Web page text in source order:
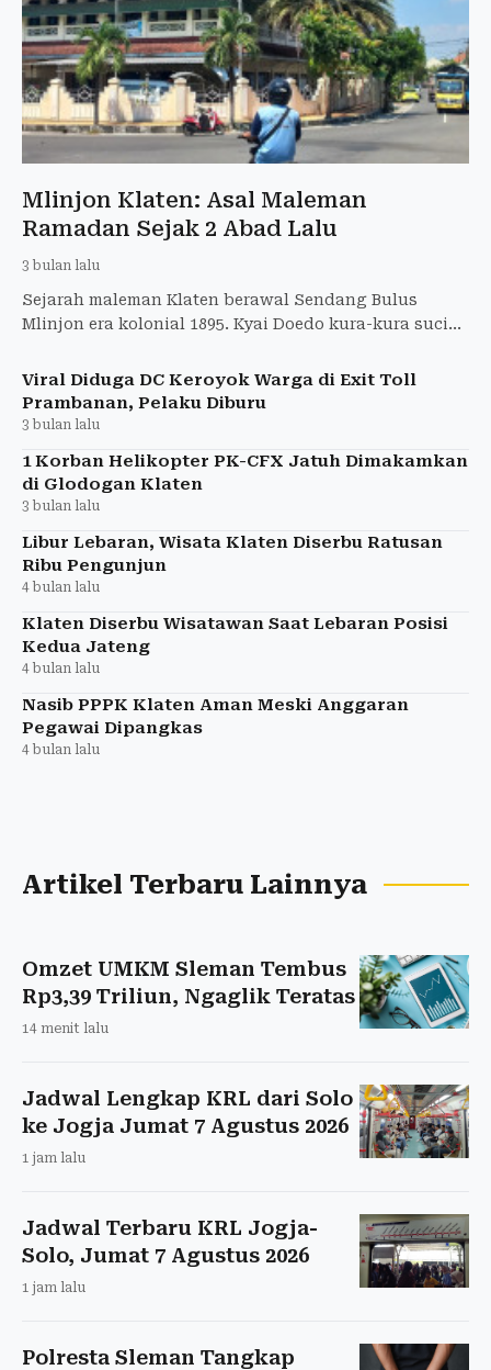
Mlinjon Klaten: Asal Maleman
Ramadan Sejak 2 Abad Lalu
3 bulan lalu
Sejarah maleman Klaten berawal Sendang Bulus
Mlinjon era kolonial 1895. Kyai Doedo kura-kura suci
Viral Diduga DC Keroyok Warga di Exit Toll
Prambanan, Pelaku Diburu
3 bulan lalu
1 Korban Helikopter PK-CFX Jatuh Dimakamkan
di Glodogan Klaten
3 bulan lalu
Libur Lebaran, Wisata Klaten Diserbu Ratusan
Ribu Pengunjun
4 bulan lalu
Klaten Diserbu Wisatawan Saat Lebaran Posisi
Kedua Jateng
4 bulan lalu
Nasib PPPK Klaten Aman Meski Anggaran
Pegawai Dipangkas
4 bulan lalu
Artikel Terbaru Lainnya
Omzet UMKM Sleman Tembus
Rp3,39 Triliun, Ngaglik Teratas
14 menit lalu
Jadwal Lengkap KRL dari Solo
ke Jogja Jumat 7 Agustus 2026
1 jam lalu
Jadwal Terbaru KRL Jogja-
Solo, Jumat 7 Agustus 2026
1 jam lalu
Polresta Sleman Tangkap